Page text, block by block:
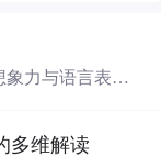
力与语言表达
写作灵感。
多维解读